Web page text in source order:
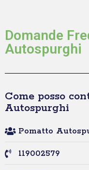
Domande
Autospurghi
Come posso
Autospurghi
Pomatto
119002579